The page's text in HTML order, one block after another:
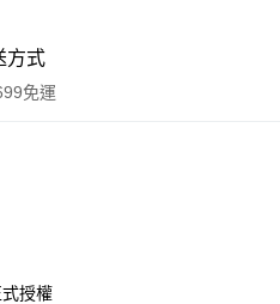
方式
免運
款
授權